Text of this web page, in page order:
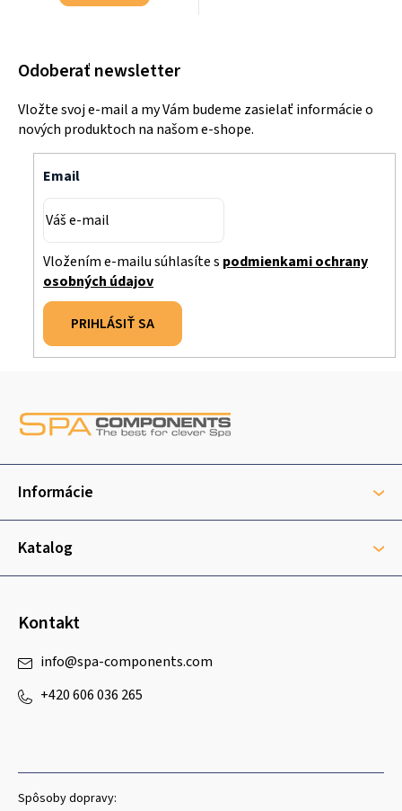
Odoberať newsletter
Vložte svoj e-mail a my Vám budeme zasielať informácie o
nových produktoch na našom e-shope.
Email
Vložením e-mailu súhlasíte s podmienkami ochrany
osobných údajov
PRIHLÁSIŤ SA
ä
i
Informácie
Katalog
Kontakt
info@spa-components.com
+420 606 036 265
Spôsoby dopravy: